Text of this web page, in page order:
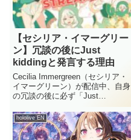
【セシリア・イマーグリー
ン】冗談の後にJust
kiddingと発言する理由
Cecilia Immergreen（セシリア・
イマーグリーン）が配信中、自身
の冗談の後に必ず「Just
kidding」と付け加える理由につ
いて語りました。リスナーを悲し
ませないための、彼女なりの配慮
が明かされています。Cecilia I...
hololive EN